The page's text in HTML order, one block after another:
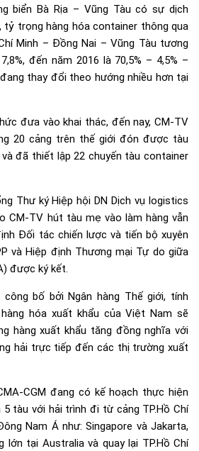
biển Bà Rịa – Vũng Tàu có sự dịch
tỷ trọng hàng hóa container thông qua
Minh – Đồng Nai – Vũng Tàu tương
đến năm 2016 là 70,5% – 4,5% –
thay đổi theo hướng nhiều hơn tại
đưa vào khai thác, đến nay, CM-TV
20 cảng trên thế giới đón được tàu
và đã thiết lập 22 chuyến tàu container
Thư ký Hiệp hội DN Dịch vụ logistics
CM-TV hút tàu mẹ vào làm hàng vẫn
Đối tác chiến lược và tiến bộ xuyên
và Hiệp định Thương mại Tự do giữa
được ký kết.
bố bởi Ngân hàng Thế giới, tính
hóa xuất khẩu của Việt Nam sẽ
hàng xuất khẩu tăng đồng nghĩa với
hải trực tiếp đến các thị trường xuất
CGM đang có kế hoạch thực hiện
tàu với hải trình đi từ cảng TP.Hồ Chí
Nam Á như: Singapore và Jakarta,
lớn tại Australia và quay lại TP.Hồ Chí